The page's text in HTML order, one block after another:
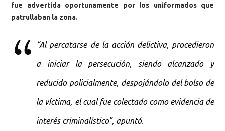
fue advertida oportunamente por los uniformados que
patrullaban la zona.
“Al percatarse de la acción delictiva, procedieron
a iniciar la persecución, siendo alcanzado y
reducido policialmente, despojándolo del bolso de
la víctima, el cual fue colectado como evidencia de
interés criminalístico”, apuntó.